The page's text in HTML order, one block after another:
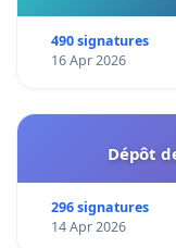
490 signatures
16 Apr 2026
Dépôt
296 signatures
14 Apr 2026